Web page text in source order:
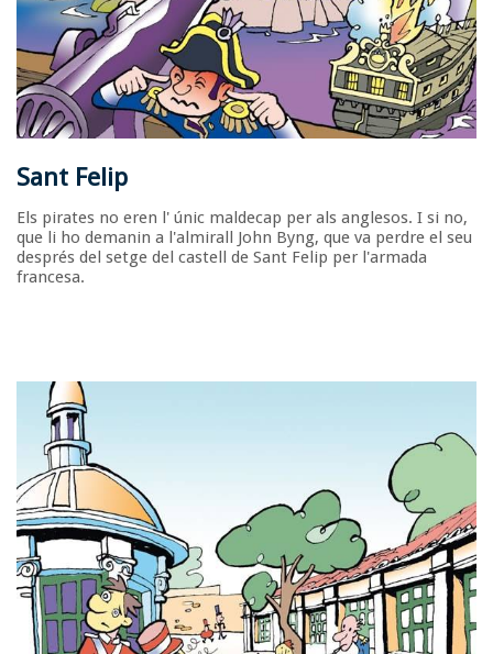
Sant Felip
Els pirates no eren l' únic maldecap per als anglesos. I si no,
que li ho demanin a l'almirall John Byng, que va perdre el seu
després del setge del castell de Sant Felip per l'armada
francesa.